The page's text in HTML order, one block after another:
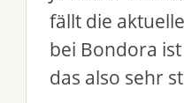
fällt die
bei Bondora
das also sehr